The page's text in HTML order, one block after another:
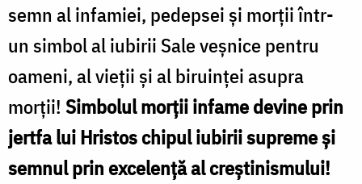
semn al infamiei, pedepsei și morții într-
un simbol al iubirii Sale veșnice pentru
oameni, al vieții și al biruinței asupra
morții! Simbolul morții infame devine prin
jertfa lui Hristos chipul iubirii supreme și
semnul prin excelență al creștinismului!